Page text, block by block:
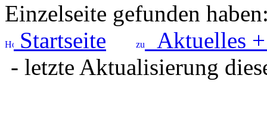
Einzelseite gefunden
Startseite
Aktuelles
- letzte Aktualisierung